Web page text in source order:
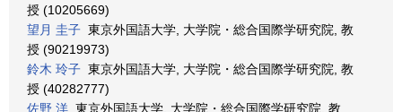
授 (10205669)
望月 圭子 東京外国語大学, 大学院・総合国際学研究院, 教
授 (90219973)
鈴木 玲子 東京外国語大学, 大学院・総合国際学研究院, 教
授 (40282777)
佐野 洋 東京外国語大学, 大学院・総合国際学研究院, 教